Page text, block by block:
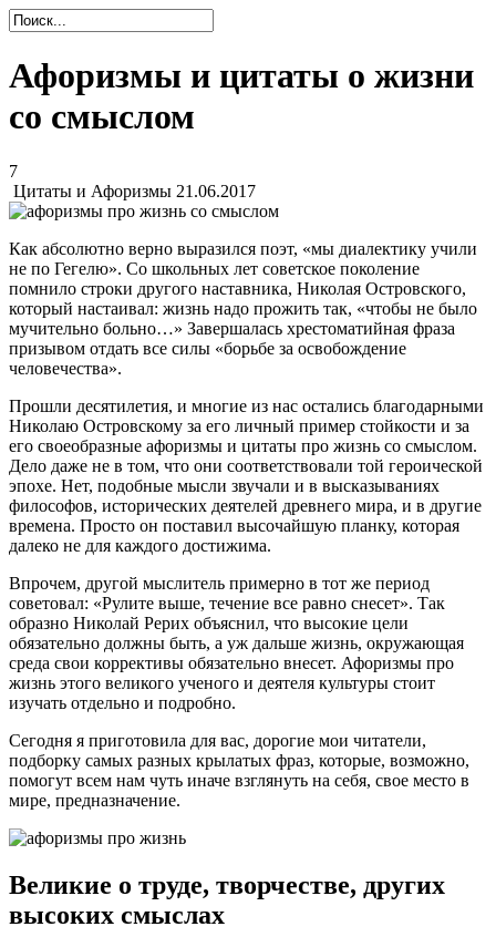
Афоризмы и цитаты о жизни
со смыслом
7
Цитаты и Афоризмы 21.06.2017
Как абсолютно верно выразился поэт, «мы диалектику учили
не по Гегелю». Со школьных лет советское поколение
помнило строки другого наставника, Николая Островского,
который настаивал: жизнь надо прожить так, «чтобы не было
мучительно больно…» Завершалась хрестоматийная фраза
призывом отдать все силы «борьбе за освобождение
человечества».
Прошли десятилетия, и многие из нас остались благодарными
Николаю Островскому за его личный пример стойкости и за
его своеобразные афоризмы и цитаты про жизнь со смыслом.
Дело даже не в том, что они соответствовали той героической
эпохе. Нет, подобные мысли звучали и в высказываниях
философов, исторических деятелей древнего мира, и в другие
времена. Просто он поставил высочайшую планку, которая
далеко не для каждого достижима.
Впрочем, другой мыслитель примерно в тот же период
советовал: «Рулите выше, течение все равно снесет». Так
образно Николай Рерих объяснил, что высокие цели
обязательно должны быть, а уж дальше жизнь, окружающая
среда свои коррективы обязательно внесет. Афоризмы про
жизнь этого великого ученого и деятеля культуры стоит
изучать отдельно и подробно.
Сегодня я приготовила для вас, дорогие мои читатели,
подборку самых разных крылатых фраз, которые, возможно,
помогут всем нам чуть иначе взглянуть на себя, свое место в
мире, предназначение.
Великие о труде, творчестве, других
высоких смыслах